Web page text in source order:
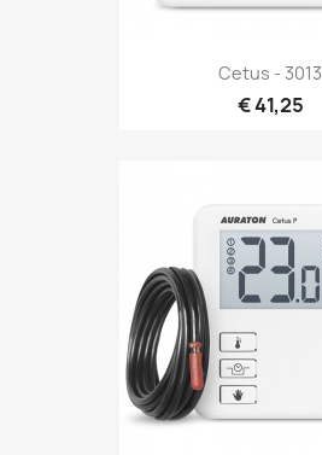
Cetus - 3013
€ 41,25